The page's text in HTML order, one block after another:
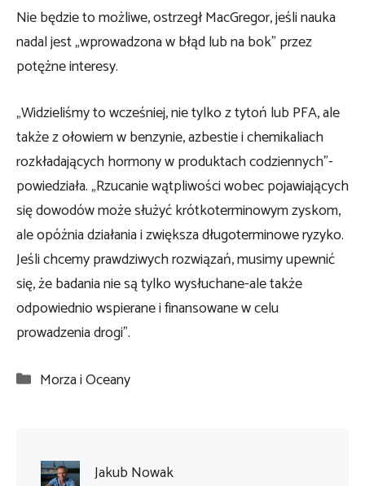
Nie będzie to możliwe, ostrzegł MacGregor, jeśli nauka
nadal jest „wprowadzona w błąd lub na bok” przez
potężne interesy.
„Widzieliśmy to wcześniej, nie tylko z tytoń lub PFA, ale
także z ołowiem w benzynie, azbestie i chemikaliach
rozkładających hormony w produktach codziennych”-
powiedziała. „Rzucanie wątpliwości wobec pojawiających
się dowodów może służyć krótkoterminowym zyskom,
ale opóźnia działania i zwiększa długoterminowe ryzyko.
Jeśli chcemy prawdziwych rozwiązań, musimy upewnić
się, że badania nie są tylko wysłuchane-ale także
odpowiednio wspierane i finansowane w celu
prowadzenia drogi”.
Kategorie
Morza i Oceany
Jakub Nowak